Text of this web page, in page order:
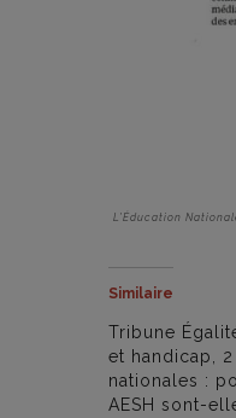
L’Éducation
Similaire
Tribune
et handicap,
nationales :
AESH sont-